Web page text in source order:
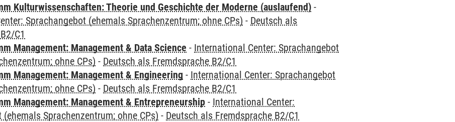
Kulturwissenschaften: Theorie und Geschichte der Moderne (auslaufend) -
Sprachangebot (ehemals Sprachenzentrum; ohne CPs) - Deutsch als
C1
Management: Management & Data Science - International Center: Sprachangebot
ohne CPs) - Deutsch als Fremdsprache B2/C1
Management: Management & Engineering - International Center: Sprachangebot
ohne CPs) - Deutsch als Fremdsprache B2/C1
Management: Management & Entrepreneurship - International Center:
(ehemals Sprachenzentrum; ohne CPs) - Deutsch als Fremdsprache B2/C1